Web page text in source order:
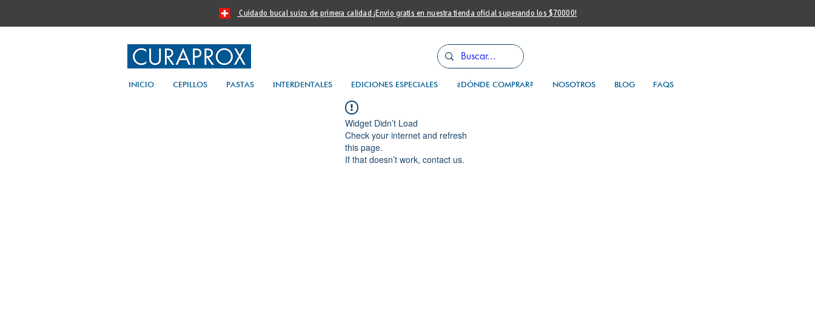
Cuidado bucal suizo de primera calidad ¡Envio gratis en nuestra tienda oficial superando los $70000!
INICIO CEPILLOS PASTAS INTERDENTALES EDICIONES ESPECIALES ¿DÓNDE COMPRAR? NOSOTROS BLOG FAQS
Widget Didn’t Load
Check your internet and refresh
this page.
If that doesn’t work, contact us.